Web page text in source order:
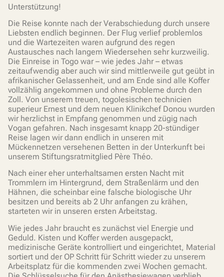
Unterstützung!
Die Reise konnte nach der Verabschiedung durch unsere
Liebsten endlich beginnen. Der Flug verlief problemlos
und die Wartezeiten waren aufgrund des regen
Austausches nach langem Wiedersehen sehr kurzweilig.
Die Einreise in Togo war – wie jedes Jahr – etwas
zeitaufwendig aber auch wir sind mittlerweile gut geübt in
afrikanischer Gelassenheit, und am Ende sind alle Koffer
vollzählig angekommen und ohne Probleme durch den
Zoll. Von unserem treuen, togolesischen technicien
superieur Ernest und dem neuen Klinikchef Donou wurden
wir herzlichst in Empfang genommen und zügig nach
Vogan gefahren. Nach insgesamt knapp 20-stündiger
Reise lagen wir dann endlich in unseren mit
Mückennetzen versehenen Betten in der Unterkunft bei
unserem Stiftungsratmitglied Père Théo.
Nach einer eher unterhaltsamen ersten Nacht mit
Trommlern im Hintergrund, dem Straßenlärm und den
Hähnen, die scheinbar eine falsche biologische Uhr
besitzen und bereits ab 2 Uhr anfangen zu krähen,
starteten wir in unseren ersten Arbeitstag.
Wie jedes Jahr braucht es zunächst viel Energie und
Geduld. Kisten und Koffer werden ausgepackt,
medizinische Geräte kontrolliert und eingerichtet, Material
sortiert und der OP Schritt für Schritt wieder zu unserem
Arbeitsplatz für die kommenden zwei Wochen gemacht.